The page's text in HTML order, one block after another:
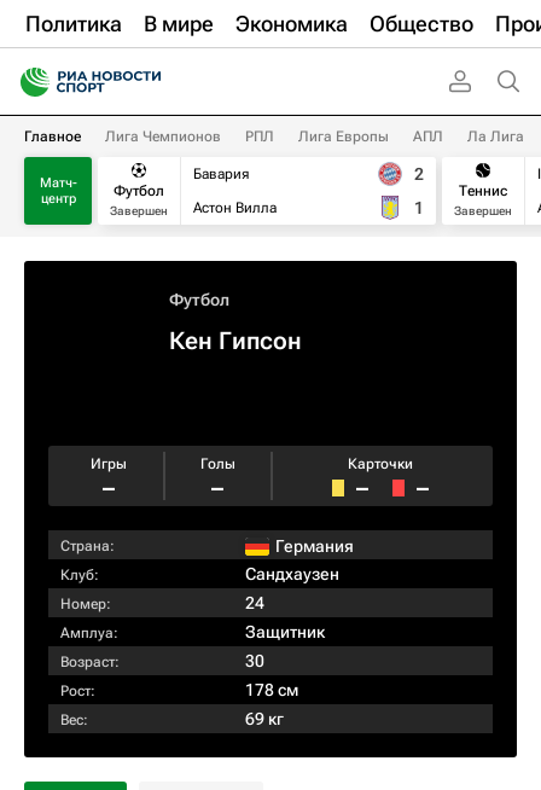
Политика В мире Экономика Общество
Главное Лига Чемпионов РПЛ Лига Европы АПЛ Ла Лига
Матч-
центр
Футбол
Завершен
Бавария
Астон Вилла
2
1
Теннис
Завершен
Футбол
Кен Гипсон
Игры
–
Голы
–
Карточки
– –
Страна: Германия
Клуб: Сандхаузен
Номер: 24
Амплуа: Защитник
Возраст: 30
Рост: 178 см
Вес: 69 кг